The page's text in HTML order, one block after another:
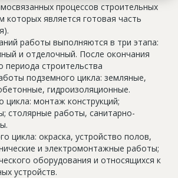
процессов строительных
которых является готовая часть
работы выполняются в три этапа:
и отделочный. После окончания
периода строительства
подземного цикла: земляные,
гидроизоляционные.
цикла: монтаж конструкций;
столярные работы, санитарно-
цикла: окраска, устройство полов,
и электромонтажные работы;
оборудования и относящихся к
устройств.